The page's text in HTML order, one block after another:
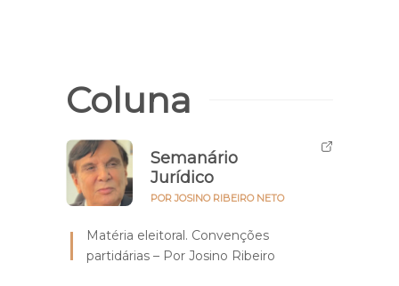
Coluna
Semanário
Jurídico
POR JOSINO RIBEIRO NETO
Matéria eleitoral. Convenções
partidárias – Por Josino Ribeiro